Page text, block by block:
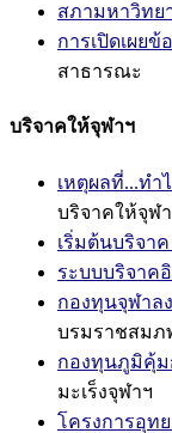
สภามหาวิทย
การเปิดเผย
สาธารณะ
บริจาคให้จุฬาฯ
เหตุผลที่...ทำ
บริจาคให้จุฬ
เริ่มต้นบริจาค
ระบบบริจาค
กองทุนจุฬาล
บรมราชสมภ
กองทุนภูมิคุ้ม
มะเร็งจุฬาฯ
โครงการอุท